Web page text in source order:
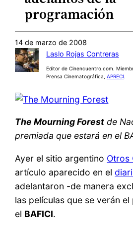
programación
14 de marzo de 2008
Laslo Rojas Contreras
Editor de Cinencuentro.com.
Prensa Cinematográfica, APRECI.
The Mourning Forest de
premiada que estará en el
Ayer el sitio argentino Otros
artículo aparecido en el
adelantaron -de manera
las películas que se verán
el BAFICI.